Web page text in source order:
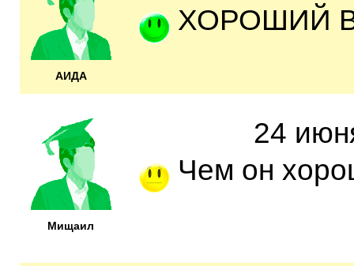
АИДА
ХОРОШИЙ
Мищаил
24
Чем он